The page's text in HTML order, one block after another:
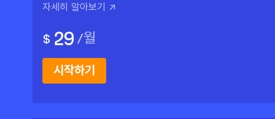
자세히 알아보기 ↗
$ 29 /월
시작하기